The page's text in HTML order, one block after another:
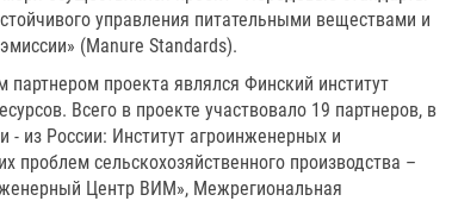
управления питательными веществами и
(Manure Standards).
партнером проекта являлся Финский институт
Всего в проекте участвовало 19 партнеров, в
- из России: Институт агроинженерных и
проблем сельскохозяйственного производства –
Центр ВИМ», Межрегиональная